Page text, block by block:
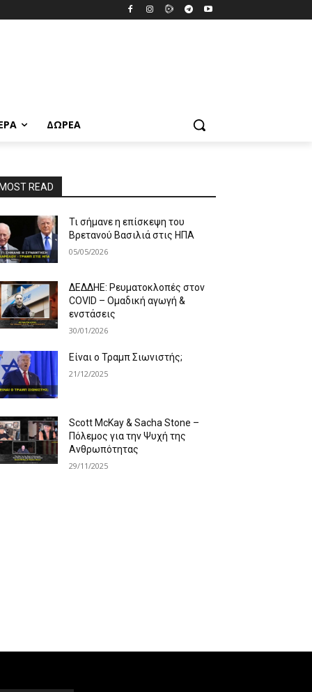
ΔΩΡΕΆ
READ
Τι σήμανε η επίσκεψη του
Βρετανού Βασιλιά στις ΗΠΑ
05/05/2026
ΔΕΔΔΗΕ: Ρευματοκλοπές στον
COVID – Ομαδική αγωγή &
ενστάσεις
30/01/2026
Είναι ο Τραμπ Σιωνιστής;
21/12/2025
Scott McKay & Sacha Stone –
Πόλεμος για την Ψυχή της
Ανθρωπότητας
29/11/2025